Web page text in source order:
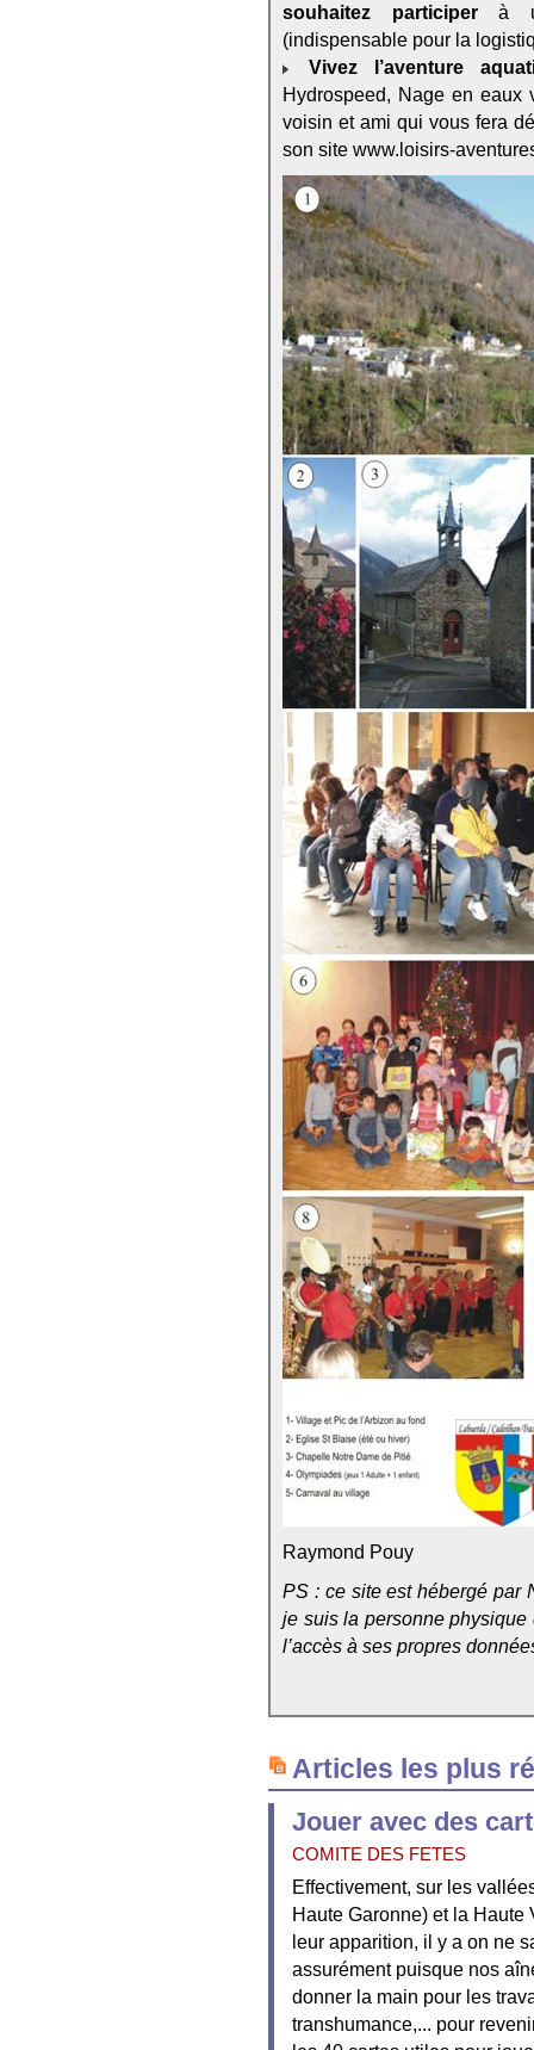
souhaitez participerà
(indispensable pour la
Vivez l’aventure
Hydrospeed, Nage en
voisin et ami qui vous fera
son site www.loisirs-
Raymond Pouy
PS : ce site est hébergé par
je suis la personne physique
l’accès à ses propres
Articles les plus
Jouer avec des
COMITE DES FETES
Effectivement, sur les
Haute Garonne) et la Haute
leur apparition, il y a on ne
assurément puisque nos
donner la main pour les
transhumance,... pour